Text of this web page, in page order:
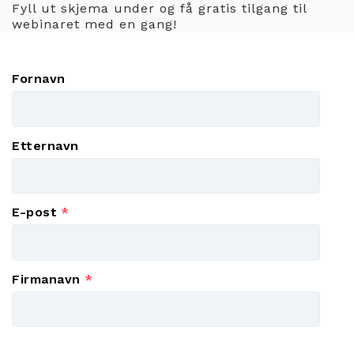
Fyll ut skjema under og få gratis tilgang til
webinaret med en gang!
Fornavn
Etternavn
E-post *
Firmanavn *